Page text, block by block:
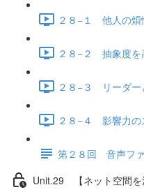
２８−１ 他人の煩
２８−２ 抽象度を
２８−３ リーダー
２８−４ 影響力の
第２８回 音声フ
Unit.29 【ネット空間を